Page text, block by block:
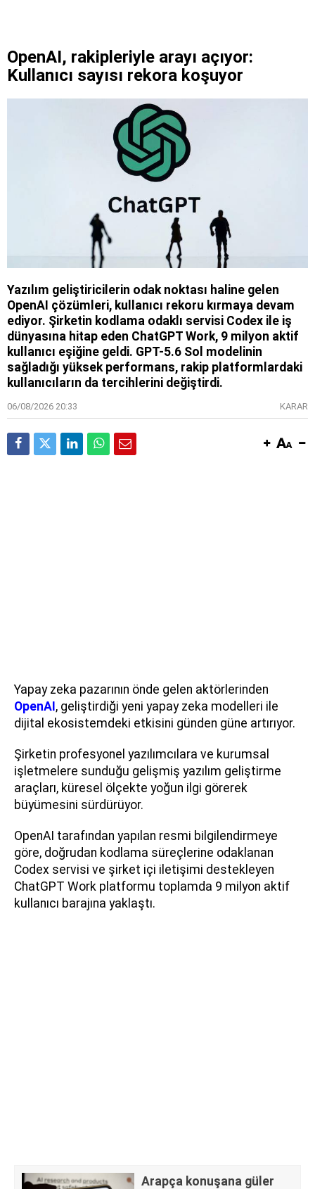
OpenAI, rakipleriyle arayı açıyor:
Kullanıcı sayısı rekora koşuyor
Yazılım geliştiricilerin odak noktası haline gelen
OpenAI çözümleri, kullanıcı rekoru kırmaya devam
ediyor. Şirketin kodlama odaklı servisi Codex ile iş
dünyasına hitap eden ChatGPT Work, 9 milyon aktif
kullanıcı eşiğine geldi. GPT-5.6 Sol modelinin
sağladığı yüksek performans, rakip platformlardaki
kullanıcıların da tercihlerini değiştirdi.
06/08/2026 20:33 KARAR
Yapay zeka pazarının önde gelen aktörlerinden
OpenAI, geliştirdiği yeni yapay zeka modelleri ile
dijital ekosistemdeki etkisini günden güne artırıyor.
Şirketin profesyonel yazılımcılara ve kurumsal
işletmelere sunduğu gelişmiş yazılım geliştirme
araçları, küresel ölçekte yoğun ilgi görerek
büyümesini sürdürüyor.
OpenAI tarafından yapılan resmi bilgilendirmeye
göre, doğrudan kodlama süreçlerine odaklanan
Codex servisi ve şirket içi iletişimi destekleyen
ChatGPT Work platformu toplamda 9 milyon aktif
kullanıcı barajına yaklaştı.
Arapça konuşana güler